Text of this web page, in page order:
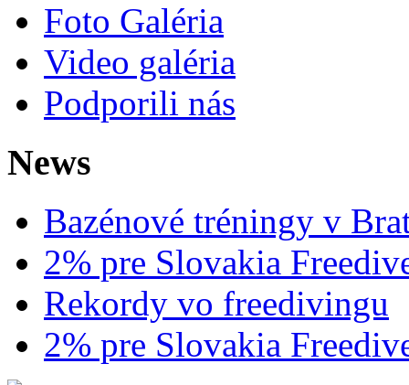
Foto Galéria
Video galéria
Podporili nás
News
Bazénové tréningy v
2% pre Slovakia
Rekordy vo freedivingu
2% pre Slovakia